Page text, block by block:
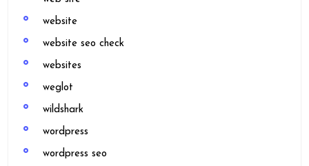
website
website seo check
websites
weglot
wildshark
wordpress
wordpress seo